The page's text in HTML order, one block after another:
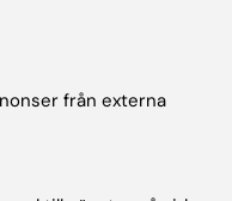
från externa